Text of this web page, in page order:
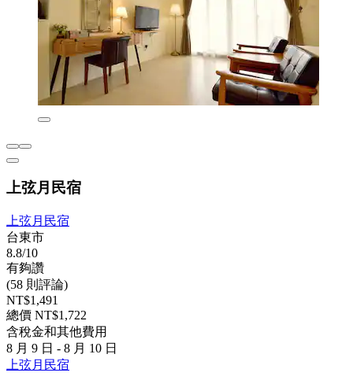
上弦月民宿
上弦月民宿
台東市
8.8/10
有夠讚
(58 則評論)
NT$1,491
總價 NT$1,722
含稅金和其他費用
8 月 9 日 - 8 月 10 日
上弦月民宿